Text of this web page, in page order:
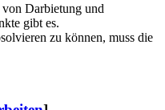
Darbietung und
gibt es.
zu können, muss die